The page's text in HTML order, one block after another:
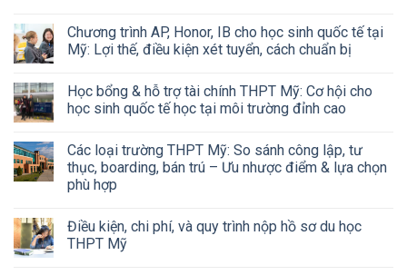
Chương trình AP, Honor, IB cho học sinh quốc tế tại
Mỹ: Lợi thế, điều kiện xét tuyển, cách chuẩn bị
Học bổng & hỗ trợ tài chính THPT Mỹ: Cơ hội cho
học sinh quốc tế học tại môi trường đỉnh cao
Các loại trường THPT Mỹ: So sánh công lập, tư
thục, boarding, bán trú – Ưu nhược điểm & lựa chọn
phù hợp
Điều kiện, chi phí, và quy trình nộp hồ sơ du học
THPT Mỹ